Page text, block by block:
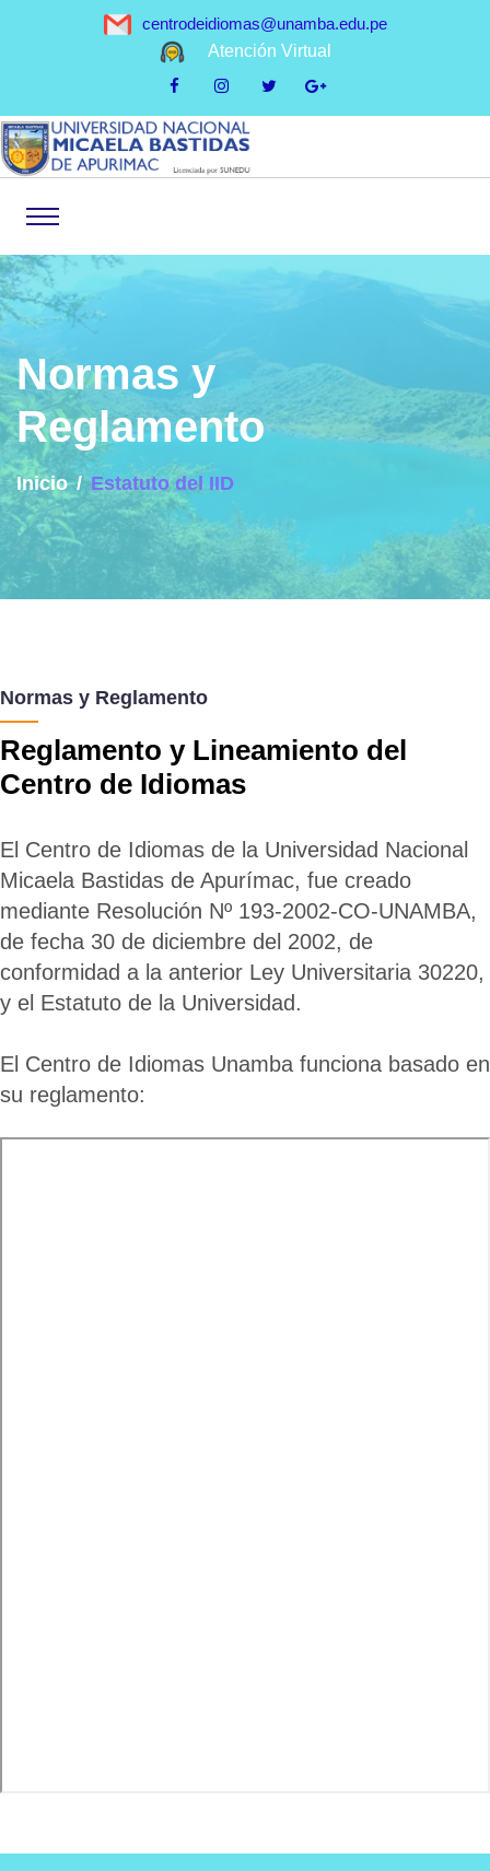
centrodeidiomas@unamba.edu.pe
Atención Virtual
Normas y
Reglamento
Inicio Estatuto del IID
Normas y Reglamento
Reglamento y Lineamiento del
Centro de Idiomas
El Centro de Idiomas de la Universidad Nacional
Micaela Bastidas de Apurímac, fue creado
mediante Resolución Nº 193-2002-CO-UNAMBA,
de fecha 30 de diciembre del 2002, de
conformidad a la anterior Ley Universitaria 30220,
y el Estatuto de la Universidad.
El Centro de Idiomas Unamba funciona basado en
su reglamento: